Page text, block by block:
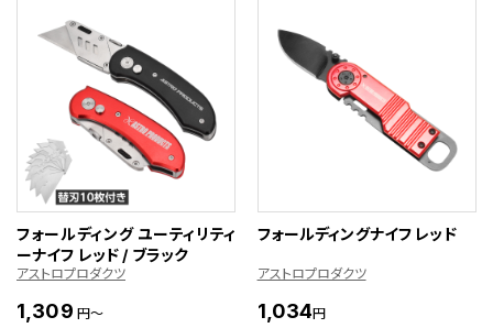
フォールディング ユーティリティ
ーナイフ レッド / ブラック
アストロプロダクツ
1,309 円～
フォールディングナイフ レッド
アストロプロダクツ
1,034円